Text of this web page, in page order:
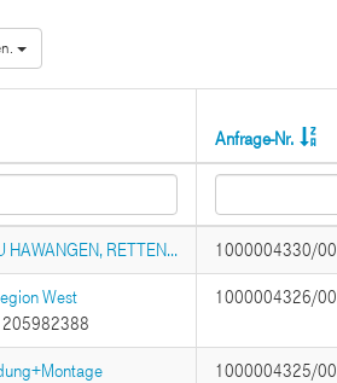
Anfrage-Nr.
HAWANGEN, RETTEN... 1000004330/
West
205982388
1000004326/
1000004325/